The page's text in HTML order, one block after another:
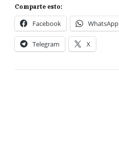
Comparte esto:
Facebook WhatsApp
Telegram X